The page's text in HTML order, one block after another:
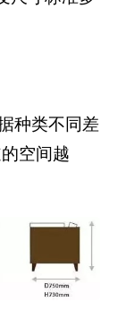
种类不同差
空间越